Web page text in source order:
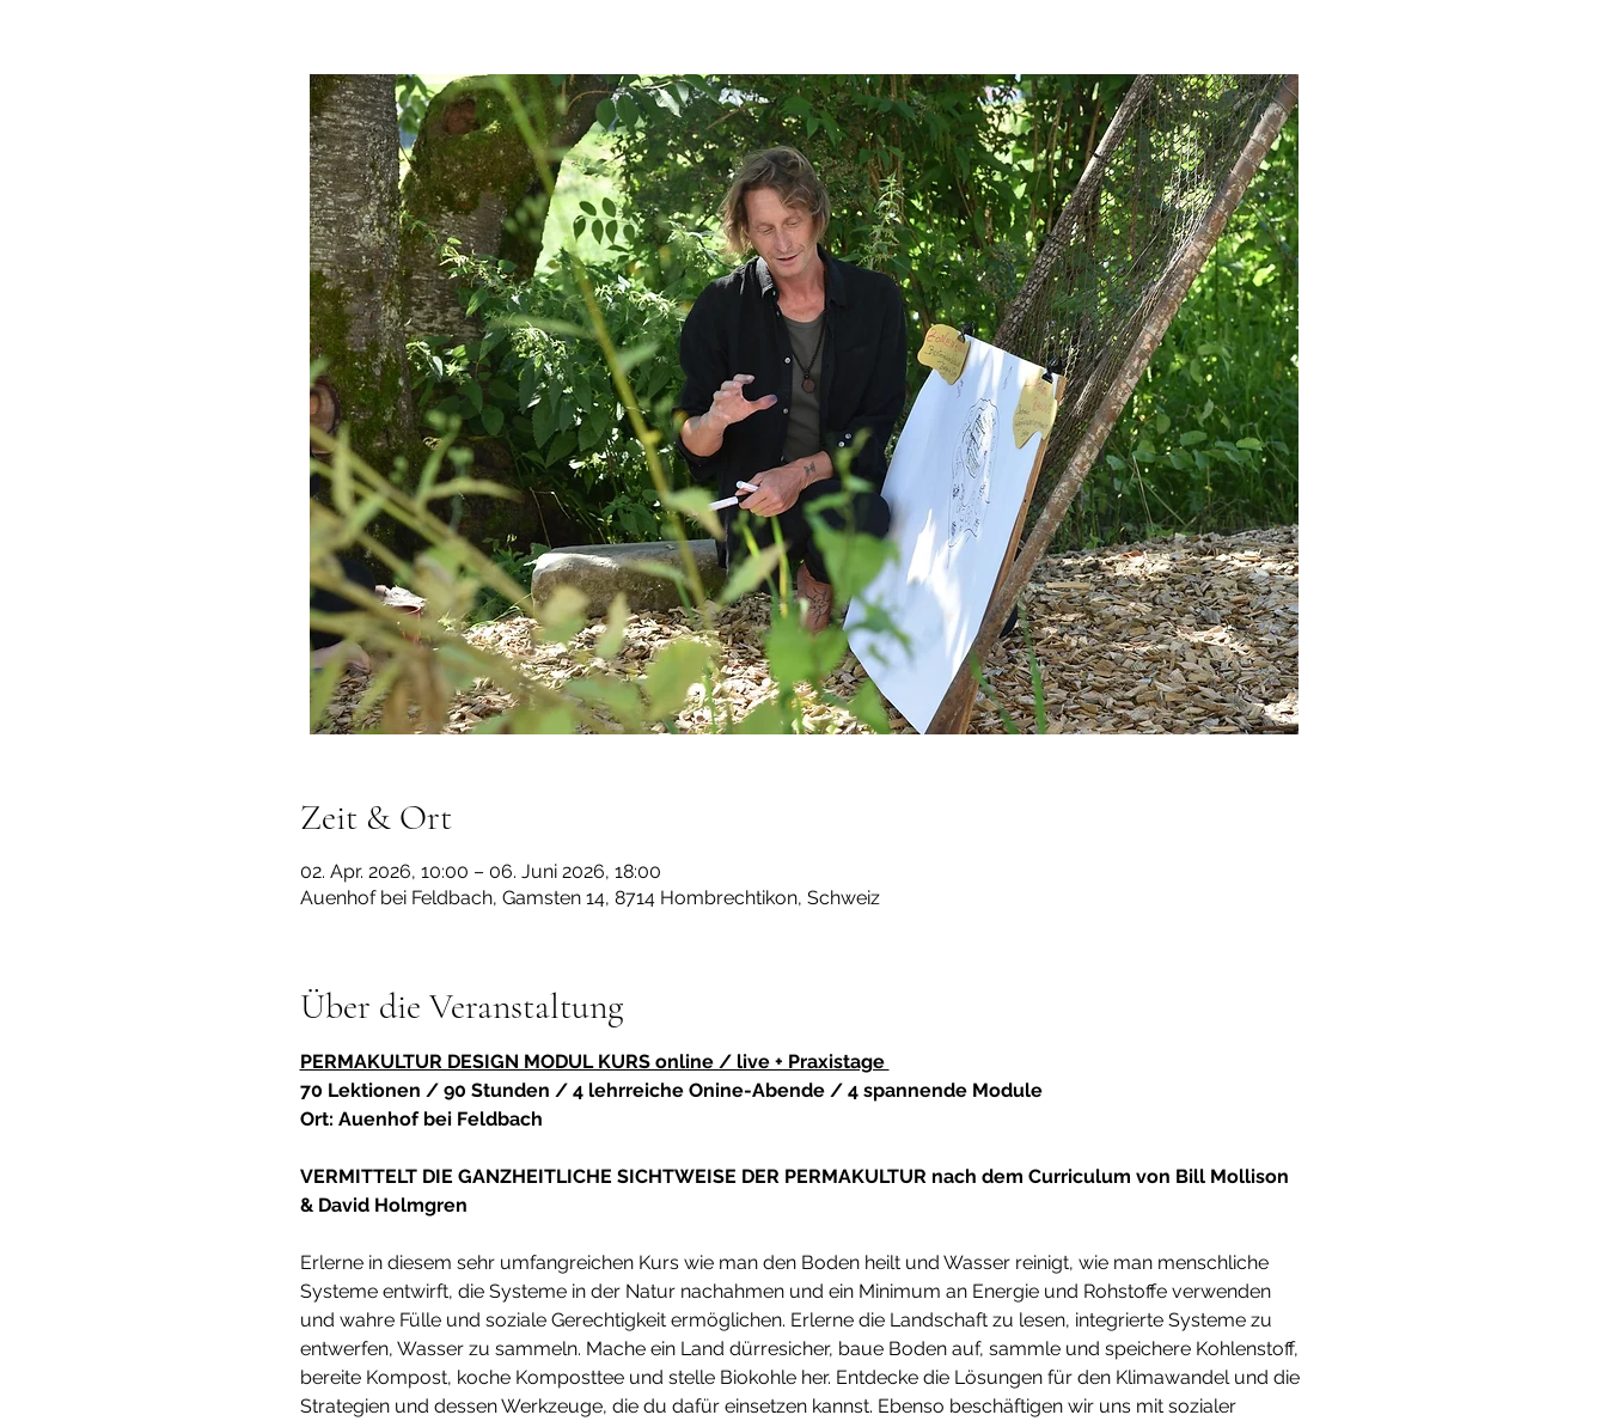
Zeit & Ort
02. Apr. 2026, 10:00 – 06. Juni 2026, 18:00
Auenhof bei Feldbach, Gamsten 14, 8714 Hombrechtikon, Schweiz
Über die Veranstaltung
PERMAKULTUR DESIGN MODUL KURS online / live + Praxistage
70 Lektionen / 90 Stunden / 4 lehrreiche Onine-Abende / 4 spannende Module
Ort: Auenhof bei Feldbach
VERMITTELT DIE GANZHEITLICHE SICHTWEISE DER PERMAKULTUR nach dem Curriculum von Bill Mollison
& David Holmgren
Erlerne in diesem sehr umfangreichen Kurs wie man den Boden heilt und Wasser reinigt, wie man menschliche
Systeme entwirft, die Systeme in der Natur nachahmen und ein Minimum an Energie und Rohstoffe verwenden
und wahre Fülle und soziale Gerechtigkeit ermöglichen. Erlerne die Landschaft zu lesen, integrierte Systeme zu
entwerfen, Wasser zu sammeln. Mache ein Land dürresicher, baue Boden auf, sammle und speichere Kohlenstoff,
bereite Kompost, koche Komposttee und stelle Biokohle her. Entdecke die Lösungen für den Klimawandel und die
Strategien und dessen Werkzeuge, die du dafür einsetzen kannst. Ebenso beschäftigen wir uns mit sozialer